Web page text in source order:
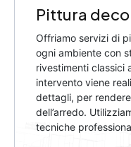
Pittura
Offriamo servizi di
ogni ambiente con
rivestimenti classici
intervento viene
dettagli, per
dell’arredo.
tecniche